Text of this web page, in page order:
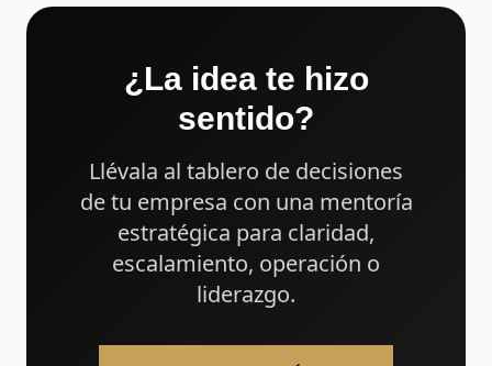
¿La idea te hizo
sentido?
Llévala al tablero de decisiones
de tu empresa con una mentoría
estratégica para claridad,
escalamiento, operación o
liderazgo.